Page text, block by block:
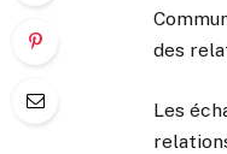
des
Les